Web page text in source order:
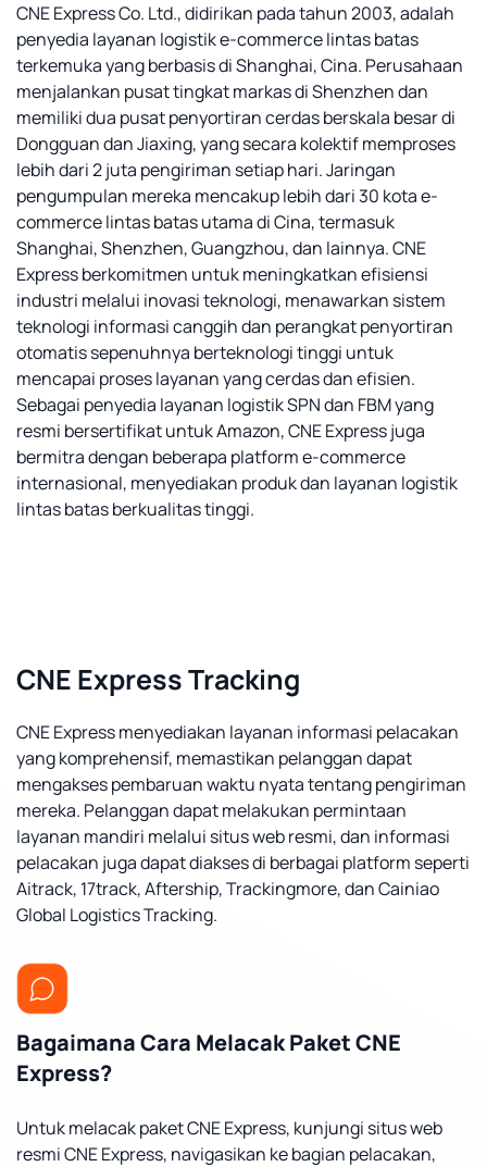
CNE Express Co. Ltd., didirikan pada tahun 2003, adalah
penyedia layanan logistik e-commerce lintas batas
terkemuka yang berbasis di Shanghai, Cina. Perusahaan
menjalankan pusat tingkat markas di Shenzhen dan
memiliki dua pusat penyortiran cerdas berskala besar di
Dongguan dan Jiaxing, yang secara kolektif memproses
lebih dari 2 juta pengiriman setiap hari. Jaringan
pengumpulan mereka mencakup lebih dari 30 kota e-
commerce lintas batas utama di Cina, termasuk
Shanghai, Shenzhen, Guangzhou, dan lainnya. CNE
Express berkomitmen untuk meningkatkan efisiensi
industri melalui inovasi teknologi, menawarkan sistem
teknologi informasi canggih dan perangkat penyortiran
otomatis sepenuhnya berteknologi tinggi untuk
mencapai proses layanan yang cerdas dan efisien.
Sebagai penyedia layanan logistik SPN dan FBM yang
resmi bersertifikat untuk Amazon, CNE Express juga
bermitra dengan beberapa platform e-commerce
internasional, menyediakan produk dan layanan logistik
lintas batas berkualitas tinggi.
CNE Express Tracking
CNE Express menyediakan layanan informasi pelacakan
yang komprehensif, memastikan pelanggan dapat
mengakses pembaruan waktu nyata tentang pengiriman
mereka. Pelanggan dapat melakukan permintaan
layanan mandiri melalui situs web resmi, dan informasi
pelacakan juga dapat diakses di berbagai platform seperti
Aitrack, 17track, Aftership, Trackingmore, dan Cainiao
Global Logistics Tracking.
Bagaimana Cara Melacak Paket CNE
Express?
Untuk melacak paket CNE Express, kunjungi situs web
resmi CNE Express, navigasikan ke bagian pelacakan,